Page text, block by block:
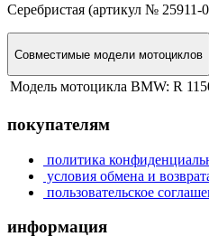
Серебристая (артикул № 25911-
Совместимые модели мотоциклов
Модель мотоцикла BMW: R
покупателям
политика
условия обмена и
пользовательское
информация